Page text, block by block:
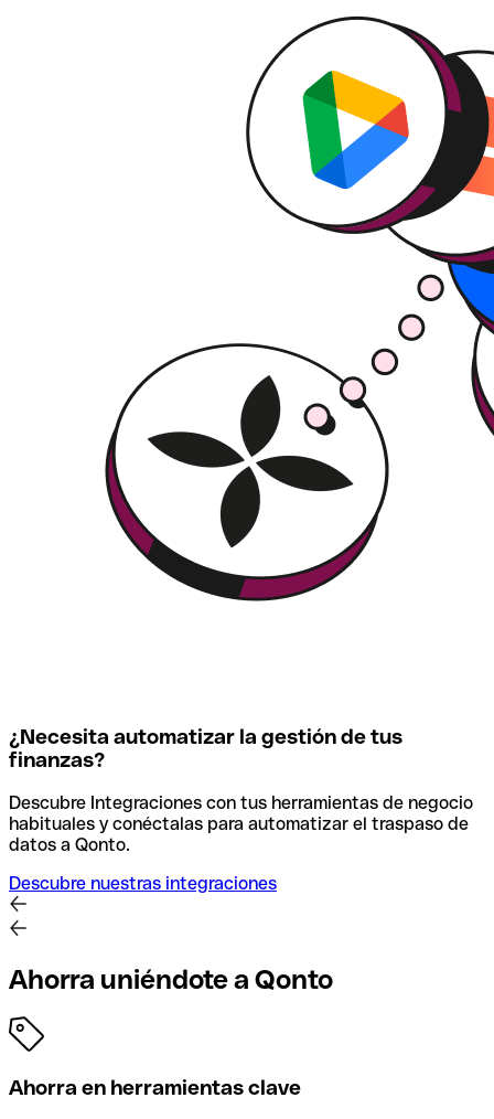
(dirección,
¿Necesita automatizar la gestión de tus
finanzas?
Descubre Integraciones con tus herramientas de negocio
habituales y conéctalas para automatizar el traspaso de
datos a Qonto.
Descubre nuestras integraciones
Ahorra uniéndote a Qonto
Ahorra en herramientas clave